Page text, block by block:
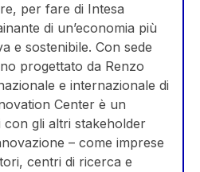
per fare di Intesa
di un’economia più
e sostenibile. Con sede
progettato da Renzo
e internazionale di
Center è un
con gli altri stakeholder
– come imprese
centri di ricerca e